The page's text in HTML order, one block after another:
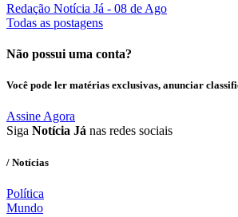
Redação Notícia Já - 08 de Ago
Todas as postagens
Não possui uma conta?
Você pode ler matérias exclusivas, anunciar
Assine Agora
Siga Notícia Já nas redes sociais
/ Notícias
Política
Mundo